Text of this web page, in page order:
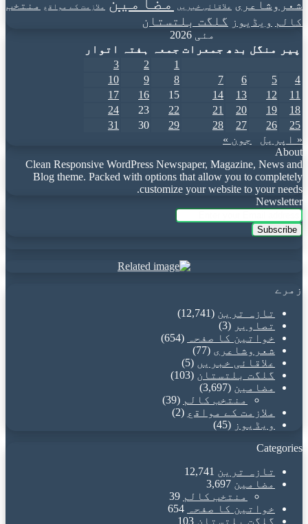
شعروشاعری علاقائی خبریں ملازمت کے مواقع
منتخب
کالم ویڈیوز گلگت بلتستان
مئی 2026
پیر
منگل بدھ جمعرات جمعہ ہفتہ
اتوار
1
2
3
4
5
6
7
8
9
10
11
12
13
14
15
16
17
18
19
20
21
22
23
24
25
26
27
28
29
30
31
« اپریل
جون »
About
Clean Responsive WordPress Newspaper, Magazine, News and
Blog theme. Packed with options that allow you to completely
customize your website to your needs.
Newsletter
Enter
your
Email
زمرے
تازہ ترین (12,741)
تصاویر (3)
خواتین کا صفحہ
(654)
شعروشاعری (77)
علاقائی خبریں (5)
گلگت بلتستان (103)
مضامین (3,697)
منتخب کالم (39)
ملازمت کے مواقع (2)
ویڈیوز (45)
Categories
تازہ ترین 12,741
مضامین 3,697
منتخب کالم 39
خواتین کا صفحہ
654
گلگت بلتستان 103